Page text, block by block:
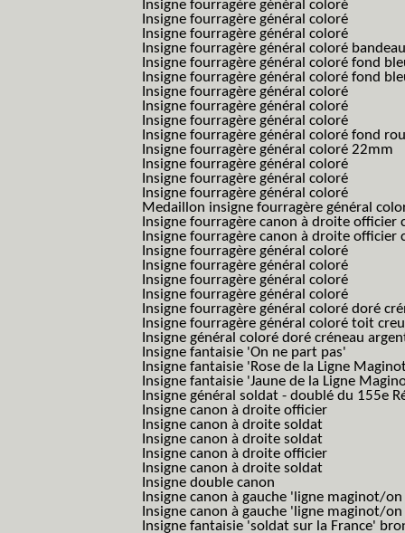
Insigne fourragère général coloré
Insigne fourragère général coloré
Insigne fourragère général coloré
Insigne fourragère général coloré
Insigne fourragère général coloré fond
Insigne fourragère général coloré fond
Insigne fourragère général coloré
Insigne fourragère général coloré
Insigne fourragère général coloré
Insigne fourragère général coloré fond
Insigne fourragère général coloré 22mm
Insigne fourragère général coloré
Insigne fourragère général coloré
Insigne fourragère général coloré
Medaillon insigne fourragère général
Insigne fourragère canon à droite
Insigne fourragère canon à droite
Insigne fourragère général coloré
Insigne fourragère général coloré
Insigne fourragère général coloré
Insigne fourragère général coloré
Insigne fourragère général coloré doré
Insigne fourragère général coloré toit
Insigne général coloré doré créneau
Insigne fantaisie 'On ne part pas'
Insigne fantaisie 'Rose de la Ligne
Insigne fantaisie 'Jaune de la Ligne
Insigne général soldat - doublé du 155e
Insigne canon à droite officier
Insigne canon à droite soldat
Insigne canon à droite soldat
Insigne canon à droite officier
Insigne canon à droite soldat
Insigne double canon
Insigne canon à gauche 'ligne maginot/
Insigne canon à gauche 'ligne maginot/
Insigne fantaisie 'soldat sur la France'